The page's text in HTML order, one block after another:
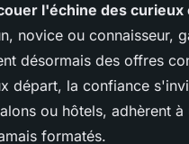
l'échine des
novice ou connaisseur,
désormais des offres
départ, la confiance
ou hôtels, adhèrent
formatés.